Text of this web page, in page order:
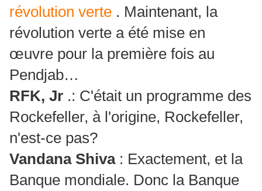
révolution verte . Maintenant, la
révolution verte a été mise en
œuvre pour la première fois au
Pendjab…
RFK, Jr .: C'était un programme des
Rockefeller, à l'origine, Rockefeller,
n'est-ce pas?
Vandana Shiva: Exactement, et la
Banque mondiale. Donc la Banque